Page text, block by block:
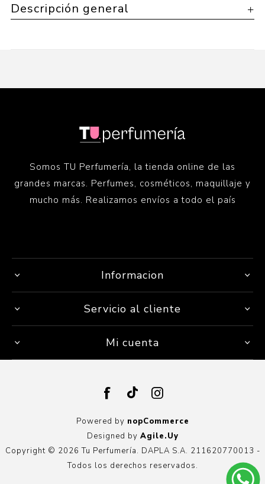
Descripción general
Somos TU Perfumería, la tienda online de las
grandes marcas. Perfumes, cosméticos, maquillaje y
mucho más. Realizamos envíos a todo el país
Informacion
Servicio al cliente
Mi cuenta
Powered by nopCommerce
Designed by Agile.Uy
Copyright © 2026 Tu Perfumería. DAPLA S.A. 211620770013 -
Todos los derechos reservados.